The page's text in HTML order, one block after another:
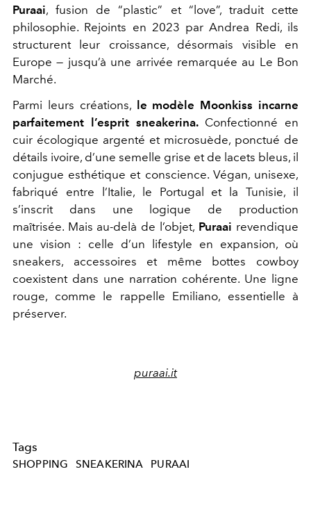
Puraai, fusion de “plastic” et “love”, traduit cette
philosophie. Rejoints en 2023 par Andrea Redi, ils
structurent leur croissance, désormais visible en
Europe — jusqu’à une arrivée remarquée au Le Bon
Marché.
Parmi leurs créations, le modèle Moonkiss incarne
parfaitement l’esprit sneakerina. Confectionné en
cuir écologique argenté et microsuède, ponctué de
détails ivoire, d’une semelle grise et de lacets bleus, il
conjugue esthétique et conscience. Végan, unisexe,
fabriqué entre l’Italie, le Portugal et la Tunisie, il
s’inscrit dans une logique de production
maîtrisée. Mais au-delà de l’objet, Puraai revendique
une vision : celle d’un lifestyle en expansion, où
sneakers, accessoires et même bottes cowboy
coexistent dans une narration cohérente. Une ligne
rouge, comme le rappelle Emiliano, essentielle à
préserver.
puraai.it
Tags
SHOPPING SNEAKERINA PURAAI